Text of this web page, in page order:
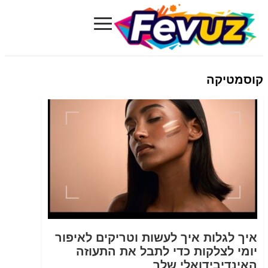
Fevuz.com
≡
קוסמטיקה
איך לגלות איך לעשות וטריקים לאיפור
יומי לצלקות כדי לתבל את התעוזה
האינדיבידואלי שלך